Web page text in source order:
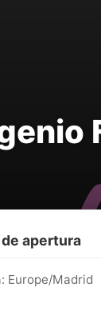
apertura
Europe/Madrid